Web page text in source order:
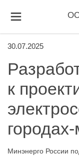
30.07.2025
к
Минэнерго России